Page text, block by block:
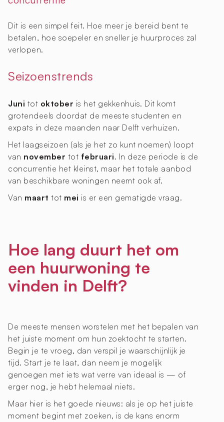
Dit is een simpel feit. Hoe meer je bereid bent te
betalen, hoe soepeler en sneller je huurproces zal
verlopen.
Seizoenstrends
Juni tot oktober is het gekkenhuis. Dit komt
grotendeels doordat de meeste studenten en
expats in deze maanden naar Delft verhuizen.
Het laagseizoen (als je het zo kunt noemen) loopt
van november tot februari. In deze periode is de
concurrentie het kleinst, maar het totale aanbod
van beschikbare woningen neemt ook af.
Van maart tot mei is er een gematigde vraag.
Hoe lang duurt het om
een huurwoning te
vinden in Delft?
De meeste mensen worstelen met het bepalen van
het juiste moment om hun zoektocht te starten.
Begin je te vroeg, dan verspil je waarschijnlijk je
tijd. Start je te laat, dan neem je mogelijk
genoegen met iets wat verre van ideaal is — of
erger nog, je hebt helemaal niets.
Maar hier is het goede nieuws: als je op het juiste
moment begint met zoeken, is de kans enorm